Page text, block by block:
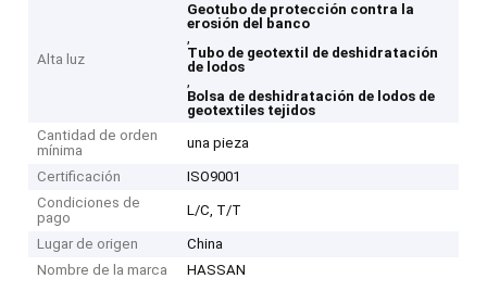
Alta luz
Geotubo de protección contra la
erosión del banco
,
Tubo de geotextil de deshidratación
de lodos
,
Bolsa de deshidratación de lodos de
geotextiles tejidos
Cantidad de orden
mínima
una pieza
Certificación
ISO9001
Condiciones de
pago
L/C, T/T
Lugar de origen
China
Nombre de la marca
HASSAN